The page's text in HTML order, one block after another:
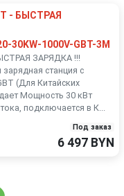
- БЫСТРАЯ
30KW-1000V-GBT-3M
ЗАРЯДКА !!!
станция с
(Для Китайских
Мощность 30 кВт
подключается в К...
Под заказ
6 497 BYN